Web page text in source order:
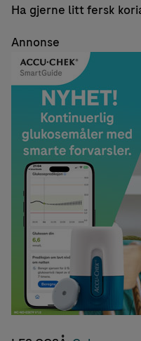
Ha gjerne litt fersk
Annonse